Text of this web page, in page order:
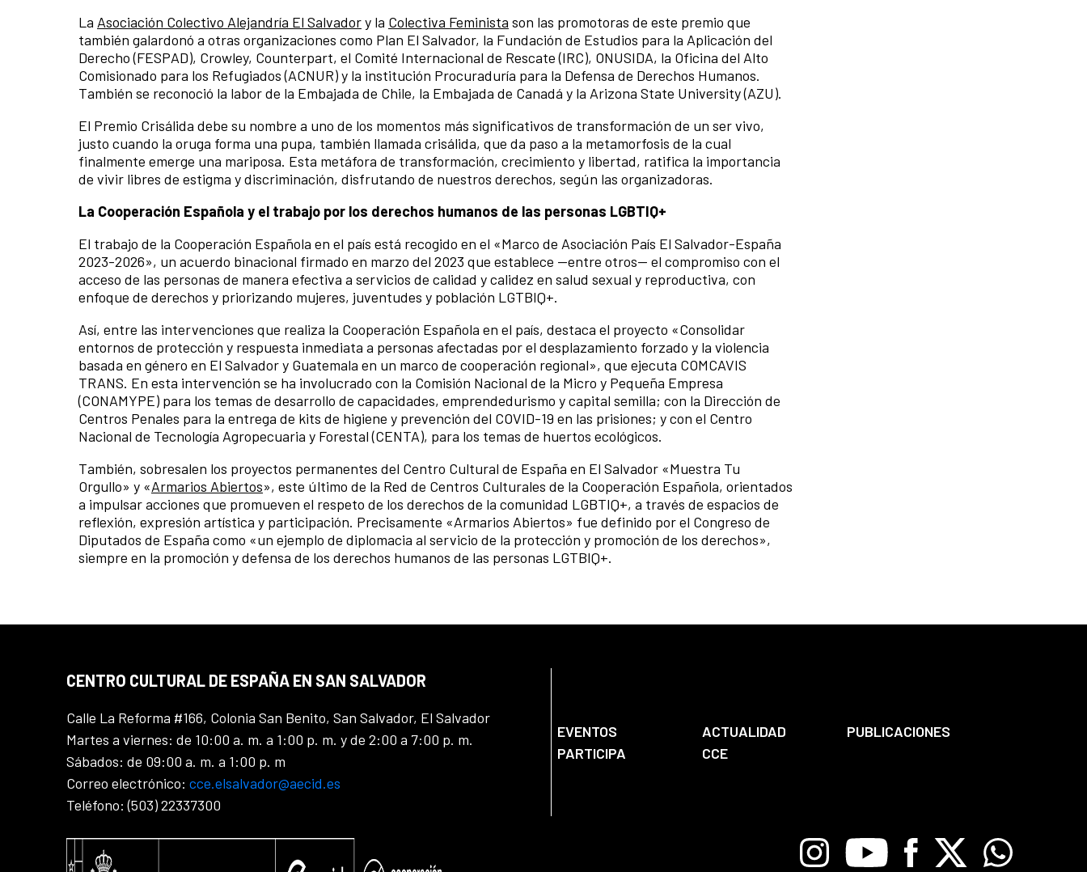
La Asociación Colectivo Alejandría El Salvadory la Colectiva Feminista son las promotoras de este premio que
también galardonó a otras organizaciones como Plan El Salvador, la Fundación de Estudios para la Aplicación del
Derecho (FESPAD), Crowley, Counterpart, el Comité Internacional de Rescate (IRC), ONUSIDA, la Oficina del Alto
Comisionado para los Refugiados (ACNUR) y la institución Procuraduría para la Defensa de Derechos Humanos.
También se reconoció la labor de la Embajada de Chile, la Embajada de Canadá y la Arizona State University (AZU).
El Premio Crisálida debe su nombre a uno de los momentos más significativos de transformación de un ser vivo,
justo cuando la oruga forma una pupa, también llamada crisálida, que da paso a la metamorfosis de la cual
finalmente emerge una mariposa. Esta metáfora de transformación, crecimiento y libertad, ratifica la importancia
de vivir libres de estigma y discriminación, disfrutando de nuestros derechos, según las organizadoras.
La Cooperación Española y el trabajo por los derechos humanos de las personas LGBTIQ+
El trabajo de la Cooperación Española en el país está recogido en el «Marco de Asociación País El Salvador-España
2023-2026», un acuerdo binacional firmado en marzo del 2023 que establece —entre otros— el compromiso con el
acceso de las personas de manera efectiva a servicios de calidad y calidez en salud sexual y reproductiva, con
enfoque de derechos y priorizando mujeres, juventudes y población LGTBIQ+.
Así, entre las intervenciones que realiza la Cooperación Española en el país, destaca el proyecto «Consolidar
entornos de protección y respuesta inmediata a personas afectadas por el desplazamiento forzado y la violencia
basada en género en El Salvador y Guatemala en un marco de cooperación regional», que ejecuta COMCAVIS
TRANS. En esta intervención se ha involucrado con la Comisión Nacional de la Micro y Pequeña Empresa
(CONAMYPE) para los temas de desarrollo de capacidades, emprendedurismo y capital semilla; con la Dirección de
Centros Penales para la entrega de kits de higiene y prevención del COVID-19 en las prisiones; y con el Centro
Nacional de Tecnología Agropecuaria y Forestal (CENTA), para los temas de huertos ecológicos.
También, sobresalen los proyectos permanentes del Centro Cultural de España en El Salvador «Muestra Tu
Orgullo» y «Armarios Abiertos», este último de la Red de Centros Culturales de la Cooperación Española, orientados
a impulsar acciones que promueven el respeto de los derechos de la comunidad LGBTIQ+, a través de espacios de
reflexión, expresión artística y participación. Precisamente «Armarios Abiertos» fue definido por el Congreso de
Diputados de España como «un ejemplo de diplomacia al servicio de la protección y promoción de los derechos»,
siempre en la promoción y defensa de los derechos humanos de las personas LGTBIQ+.
CENTRO CULTURAL DE ESPAÑA EN SAN SALVADOR
Calle La Reforma #166, Colonia San Benito, San Salvador, El Salvador
Martes a viernes: de 10:00 a. m. a 1:00 p. m. y de 2:00 a 7:00 p. m.
Sábados: de 09:00 a. m. a 1:00 p. m
Correo electrónico: cce.elsalvador@aecid.es
Teléfono: (503) 22337300
EVENTOS ACTUALIDAD
PUBLICACIONES
PARTICIPA
CCE
InstagramYoutube Facebook
X Whatsapp